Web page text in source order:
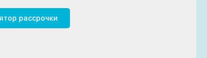
рассрочки